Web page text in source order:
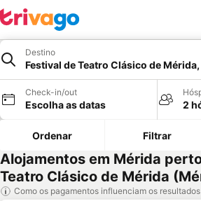
Destino
Festival de Teatro Clásico de
Check-in/out
Escolha as datas 2
Ordenar Filtrar
Alojamentos em Mérida
Teatro Clásico de Mérida
Como os pagamentos influenciam os resultados